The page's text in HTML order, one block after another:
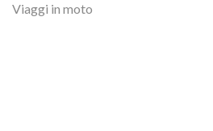
Viaggi in moto